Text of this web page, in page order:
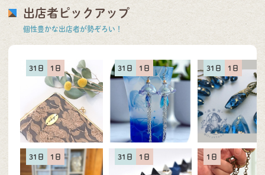
出店者ピックアップ
個性豊かな出店者が勢ぞろい！
31日 1日
31日 1日
31日 1日
31日 1日
31日 1日
1日